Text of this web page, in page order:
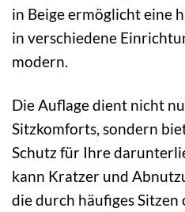
in Beige ermöglicht eine
in verschiedene
modern.
Die Auflage dient nicht
Sitzkomforts, sondern
Schutz für Ihre
kann Kratzer und
die durch häufiges Sitzen